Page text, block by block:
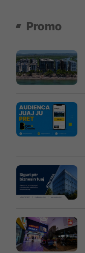
Promo